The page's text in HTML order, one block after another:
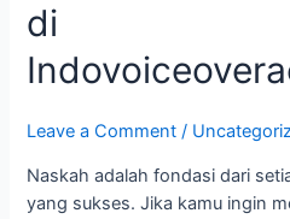
di
Leave a Comment /
Naskah adalah fondasi dari
yang sukses. Jika kamu ingin
Memikat
di
Indovoiceoveracademy.com